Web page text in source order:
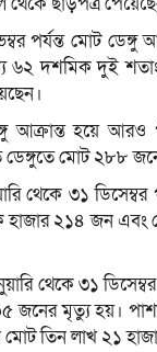
পর্যন্ত মোট ডেঙ্গু
৬২ দশমিক দুই
আক্রান্ত হয়ে আরও
মোট ২৮৮
থেকে ৩১ ডিসেম্বর
২১৪ জন এবং
থেকে ৩১ ডিসেম্বর
মৃত্যু হয়।
মোট তিন লাখ ২১